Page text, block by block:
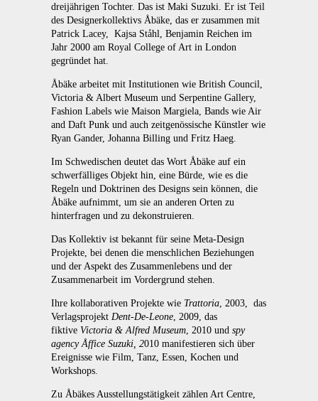
dreijährigen Tochter. Das ist Maki Suzuki. Er ist Teil
des Designerkollektivs Åbäke, das er zusammen mit
Patrick Lacey, Kajsa Ståhl, Benjamin Reichen im
Jahr 2000 am Royal College of Art in London
gegründet hat.
Åbäke arbeitet mit Institutionen wie British Council,
Victoria & Albert Museum und Serpentine Gallery,
Fashion Labels wie Maison Margiela, Bands wie Air
and Daft Punk und auch zeitgenössische Künstler wie
Ryan Gander, Johanna Billing und Fritz Haeg.
Im Schwedischen deutet das Wort Åbäke auf ein
schwerfälliges Objekt hin, eine Bürde, wie es die
Regeln und Doktrinen des Designs sein können, die
Åbäke aufnimmt, um sie an anderen Orten zu
hinterfragen und zu dekonstruieren.
Das Kollektiv ist bekannt für seine Meta-Design
Projekte, bei denen die menschlichen Beziehungen
und der Aspekt des Zusammenlebens und der
Zusammenarbeit im Vordergrund stehen.
Ihre kollaborativen Projekte wie Trattoria, 2003, das
Verlagsprojekt Dent-De-Leone, 2009, das
fiktive Victoria & Alfred Museum, 2010 und spy
agency Åffice Suzuki, 2010 manifestieren sich über
Ereignisse wie Film, Tanz, Essen, Kochen und
Workshops.
Zu Åbäkes Ausstellungstätigkeit zählen Art Centre,